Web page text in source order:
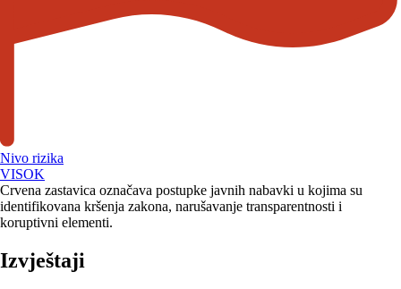
Nivo rizika
VISOK
Crvena zastavica označava postupke javnih nabavki u kojima su
identifikovana kršenja zakona, narušavanje transparentnosti i
koruptivni elementi.
Izvještaji